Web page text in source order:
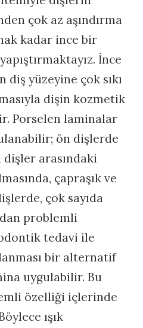
çok az aşındırma
kadar ince bir
İnce
diş yüzeyine çok sıkı
dişin kozmetik
Porselen laminalar
ön dişlerde
dişler arasındaki
çapraşık ve
çok sayıda
problemli
tedavi ile
bir alternatif
uygulabilir. Bu
özelliği içlerinde
ışık